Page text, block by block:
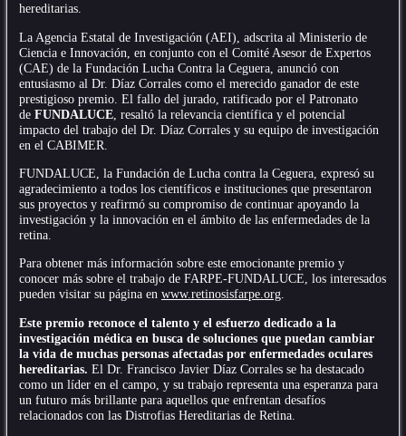
hereditarias.
La Agencia Estatal de Investigación (AEI), adscrita al Ministerio de
Ciencia e Innovación, en conjunto con el Comité Asesor de Expertos
(CAE) de la Fundación Lucha Contra la Ceguera, anunció con
entusiasmo al Dr. Díaz Corrales como el merecido ganador de este
prestigioso premio. El fallo del jurado, ratificado por el Patronato
de FUNDALUCE , resaltó la relevancia científica y el potencial
impacto del trabajo del Dr. Díaz Corrales y su equipo de investigación
en el CABIMER.
FUNDALUCE, la Fundación de Lucha contra la Ceguera, expresó su
agradecimiento a todos los científicos e instituciones que presentaron
sus proyectos y reafirmó su compromiso de continuar apoyando la
investigación y la innovación en el ámbito de las enfermedades de la
retina.
Para obtener más información sobre este emocionante premio y
conocer más sobre el trabajo de FARPE-FUNDALUCE, los interesados
pueden visitar su página en www.retinosisfarpe.org.
Este premio reconoce el talento y el esfuerzo dedicado a la
investigación médica en busca de soluciones que puedan cambiar
la vida de muchas personas afectadas por enfermedades oculares
hereditarias. El Dr. Francisco Javier Díaz Corrales se ha destacado
como un líder en el campo, y su trabajo representa una esperanza para
un futuro más brillante para aquellos que enfrentan desafíos
relacionados con las Distrofias Hereditarias de Retina.